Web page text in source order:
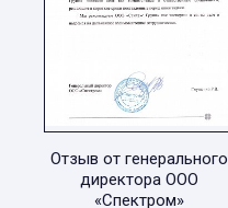
Отзыв от генерального
директора ООО
«Спектром»